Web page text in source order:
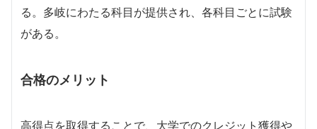
る。多岐にわたる科目が提供され、各科目ごとに試験
がある。
合格のメリット
高得点を取得することで、大学でのクレジット獲得や